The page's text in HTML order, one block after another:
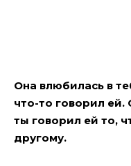
Она влюбилась в
что-то говорил ей.
ты говорил ей то,
другому.